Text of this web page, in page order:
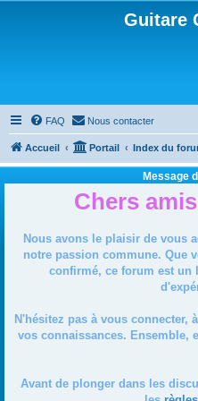
Guitare
FAQ Nous contacter
Accueil Portail Index du
Message
Chers
Nous avons le plaisir de vous
notre passion commune. Que
confirmé, ce forum est un
N'hésitez pas à vous connecter,
vos connaissances. Ensemble,
Avant de plonger dans les